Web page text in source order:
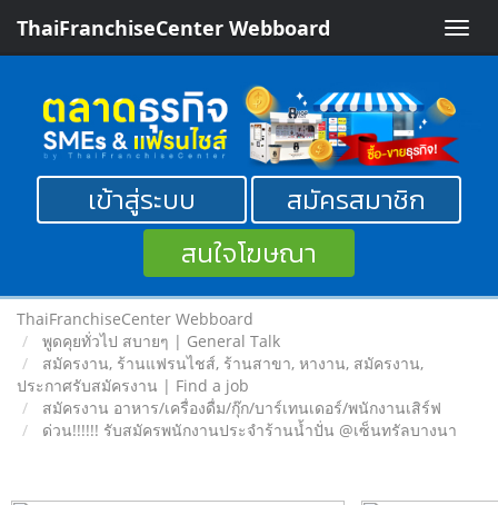
Toggle
ThaiFranchiseCenter Webboard
เข้าสู่ระบบ
สมัครสมาชิก
สนใจโฆษณา
ThaiFranchiseCenter Webboard
พูดคุยทั่วไป สบายๆ | General Talk
สมัครงาน, ร้านแฟรนไชส์, ร้านสาขา, หางาน, สมัครงาน,
ประกาศรับสมัครงาน | Find a job
สมัครงาน อาหาร/เครื่องดื่ม/กุ๊ก/บาร์เทนเดอร์/พนักงานเสิร์ฟ
ด่วน!!!!!! รับสมัครพนักงานประจำร้านน้ำปั่น @เซ็นทรัลบางนา